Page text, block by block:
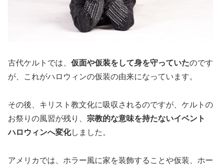
古代ケルトでは、 仮面や仮装をして身を守っていたのです
が、これがハロウィンの仮装の由来になっています。
その後、キリスト教文化に吸収されるのですが、ケルトの
お祭りの風習が残り、 宗教的な意味を持たないイベント
ハロウィンへ変化しました。
アメリカでは、ホラー風に家を装飾することや仮装、ホー